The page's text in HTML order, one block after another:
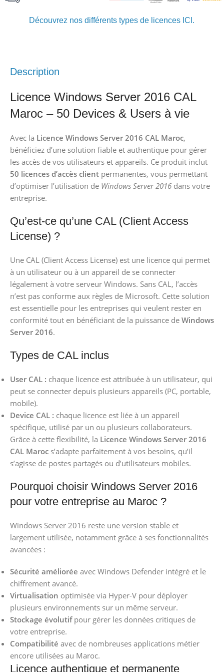
Découvrez nos différents types de licences ICI.
Description
Licence Windows Server 2016 CAL
Maroc – 50 Devices & Users à vie
Avec la Licence Windows Server 2016 CAL Maroc,
bénéficiez d’une solution fiable et authentique pour gérer
les accès de vos utilisateurs et appareils. Ce produit inclut
50 licences d’accès client permanentes, vous permettant
d’optimiser l’utilisation de Windows Server 2016 dans votre
entreprise.
Qu’est-ce qu’une CAL (Client Access
License) ?
Une CAL (Client Access License) est une licence qui permet
à un utilisateur ou à un appareil de se connecter
légalement à votre serveur Windows. Sans CAL, l’accès
n’est pas conforme aux règles de Microsoft. Cette solution
est essentielle pour les entreprises qui veulent rester en
conformité tout en bénéficiant de la puissance de Windows
Server 2016.
Types de CAL inclus
User CAL : chaque licence est attribuée à un utilisateur, qui
peut se connecter depuis plusieurs appareils (PC, portable,
mobile).
Device CAL : chaque licence est liée à un appareil
spécifique, utilisé par un ou plusieurs collaborateurs.
Grâce à cette flexibilité, la Licence Windows Server 2016
CAL Maroc s’adapte parfaitement à vos besoins, qu’il
s’agisse de postes partagés ou d’utilisateurs mobiles.
Pourquoi choisir Windows Server 2016
pour votre entreprise au Maroc ?
Windows Server 2016 reste une version stable et
largement utilisée, notamment grâce à ses fonctionnalités
avancées :
Sécurité améliorée avec Windows Defender intégré et le
chiffrement avancé.
Virtualisation optimisée via Hyper-V pour déployer
plusieurs environnements sur un même serveur.
Stockage évolutifpour gérer les données critiques de
votre entreprise.
Compatibilité avec de nombreuses applications métier
encore utilisées au Maroc.
Licence authentique et permanente